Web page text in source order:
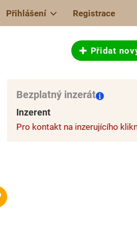
Přihlášení Registrace
Přidat
Bezplatný inzerát
Inzerent
Pro kontakt na inzerujícího